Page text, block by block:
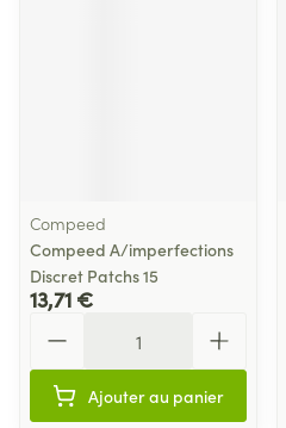
Compeed
Compeed A/imperfections
Discret Patchs 15
13,71 €
Ajouter au panier